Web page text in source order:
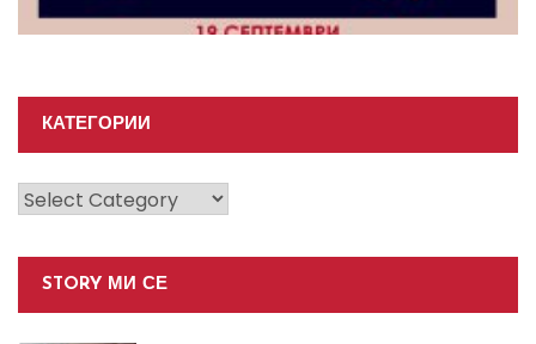
КАТЕГОРИИ
Категории
STORY МИ СЕ